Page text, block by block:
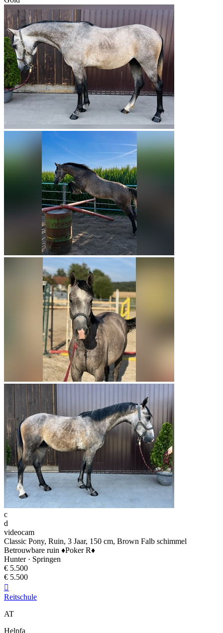
c
d
videocam
Classic Pony, Ruin, 3 Jaar, 150 cm, Brown Falb schimmel
Betrouwbare ruin ♦️Poker R♦️
Hunter · Springen
€ 5.500
€ 5.500

Reitschule
AT
Helpfa